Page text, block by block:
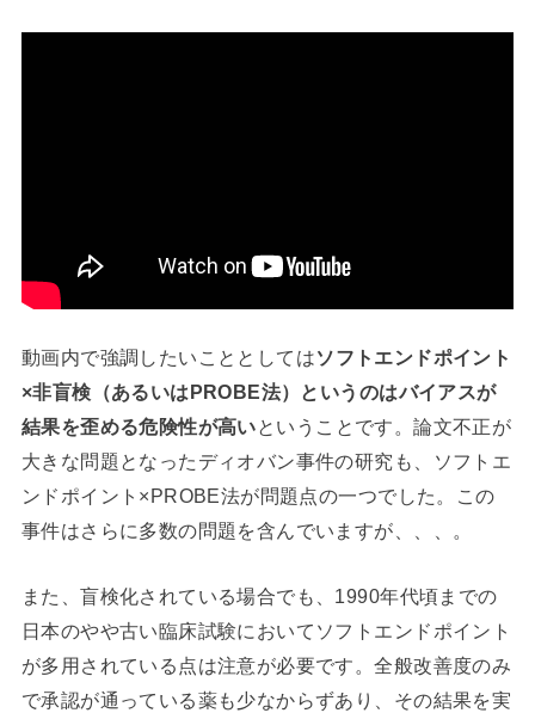
動画内で強調したいこととしてはソフトエンドポイント
×非盲検（あるいはPROBE法）というのはバイアスが
結果を歪める危険性が高いということです。論文不正が
大きな問題となったディオバン事件の研究も、ソフトエ
ンドポイント×PROBE法が問題点の一つでした。この
事件はさらに多数の問題を含んでいますが、、、。
また、盲検化されている場合でも、1990年代頃までの
日本のやや古い臨床試験においてソフトエンドポイント
が多用されている点は注意が必要です。全般改善度のみ
で承認が通っている薬も少なからずあり、その結果を実